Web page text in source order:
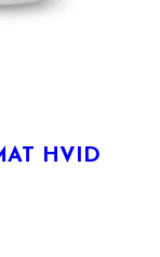
HVID